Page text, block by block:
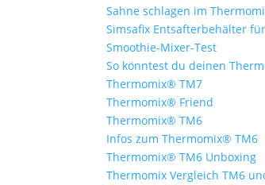
Sahne schlagen im
Simsafix Entsafterbehälter
Smoothie-Mixer-Test
So könntest du deinen
Thermomix® TM7
Thermomix® Friend
Thermomix® TM6
Infos zum Thermomix® TM6
Thermomix® TM6 Unboxing
Thermomix Vergleich TM6